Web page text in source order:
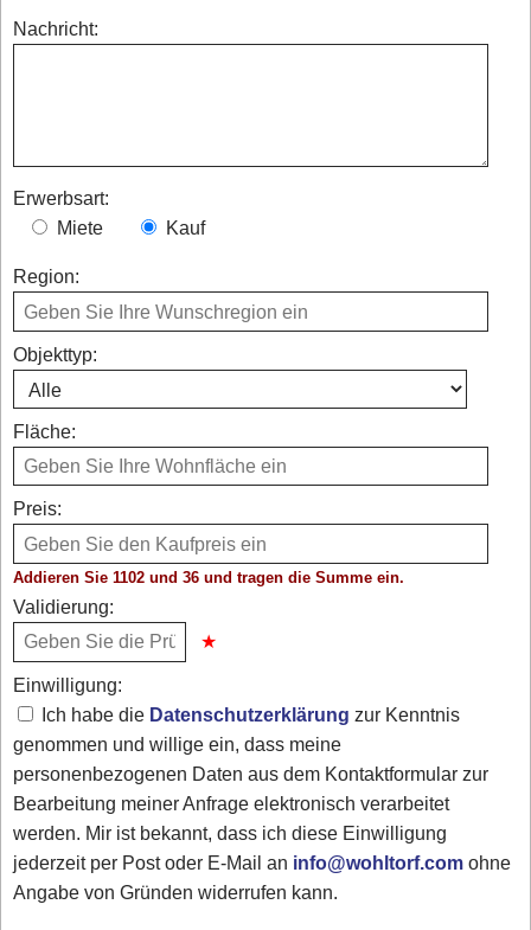
Nachricht:
Erwerbsart:
Miete
Kauf
Region:
Objekttyp:
Fläche:
Preis:
Addieren Sie 1102 und 36 und tragen die Summe ein.
Validierung:
Einwilligung:
Ich habe die Datenschutzerklärung zur Kenntnis
genommen und willige ein, dass meine
personenbezogenen Daten aus dem Kontaktformular zur
Bearbeitung meiner Anfrage elektronisch verarbeitet
werden. Mir ist bekannt, dass ich diese Einwilligung
jederzeit per Post oder E-Mail an info@wohltorf.comohne
Angabe von Gründen widerrufen kann.